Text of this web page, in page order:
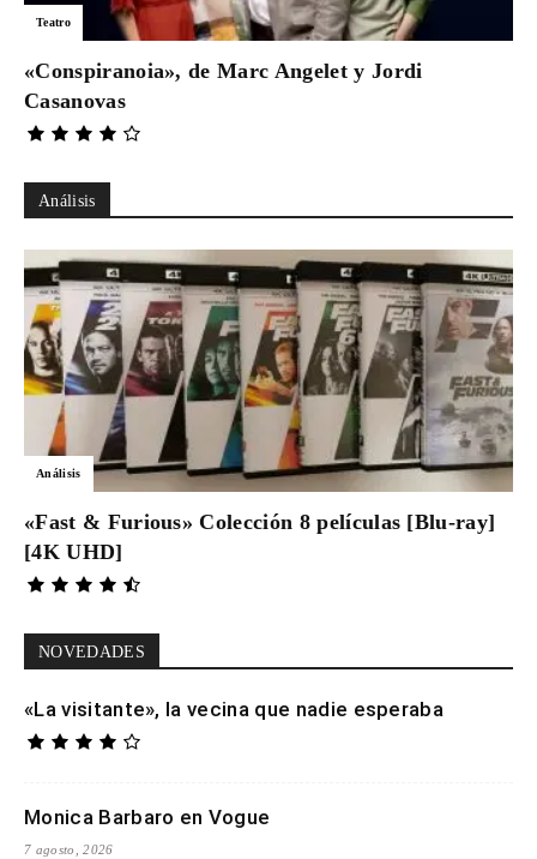
Teatro
«Conspiranoia», de Marc Angelet y Jordi
Casanovas
Análisis
Análisis
«Fast & Furious» Colección 8 películas [Blu-ray]
[4K UHD]
NOVEDADES
«La visitante», la vecina que nadie esperaba
Monica Barbaro en Vogue
7 agosto, 2026